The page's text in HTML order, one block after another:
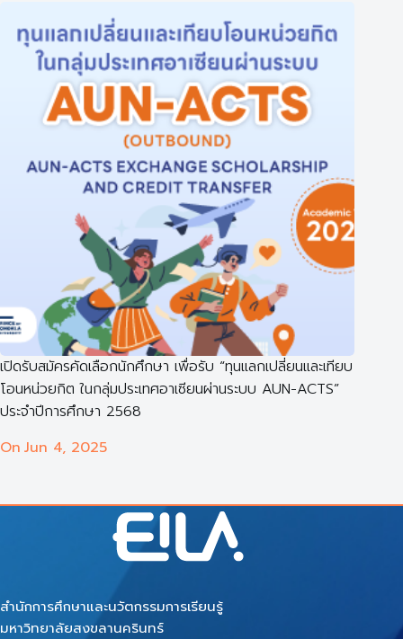
เปิดรับสมัครคัดเลือกนักศึกษา เพื่อรับ “ทุนแลกเปลี่ยนและเทียบ
โอนหน่วยกิต ในกลุ่มประเทศอาเซียนผ่านระบบ AUN-ACTS”
ประจำปีการศึกษา 2568
On Jun 4, 2025
สำนักการศึกษาและนวัตกรรมการเรียนรู้
มหาวิทยาลัยสงขลานครินทร์